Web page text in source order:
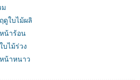
ม
ดูใบไม้ผลิ
น้าร้อน
บไม้ร่วง
น้าหนาว